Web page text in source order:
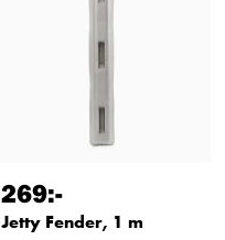
269:-
Jetty Fender, 1 m